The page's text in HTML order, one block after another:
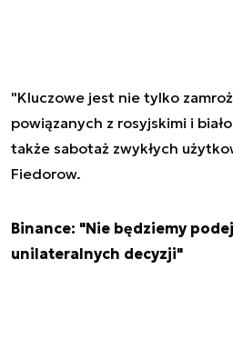
"Kluczowe jest nie tylko
powiązanych z rosyjskimi i
także sabotaż zwykłych
Fiedorow.
Binance: "Nie będziemy
unilateralnych decyzji"